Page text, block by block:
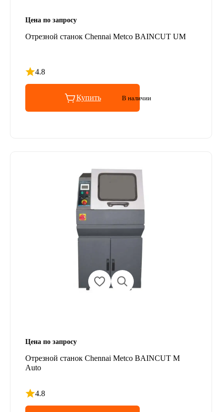
Цена по запросу
Отрезной станок Chennai Metco BAINCUT UM
4.8
Рейтинг 4.8 из 5
Купить В наличии
Цена по запросу
Отрезной станок Chennai Metco BAINCUT M
Auto
4.8
Рейтинг 4.8 из 5